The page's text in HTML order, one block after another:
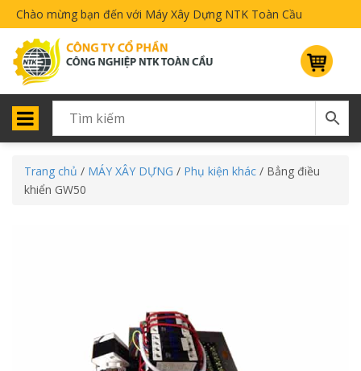
Chào mừng bạn đến với Máy Xây Dựng NTK Toàn Cầu
Trang chủ / MÁY XÂY DỰNG / Phụ kiện khác / Bẳng điều
khiển GW50